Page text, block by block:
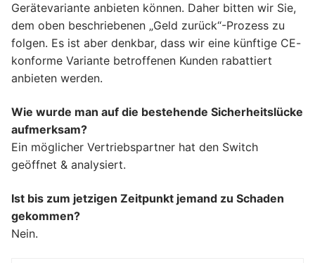
Gerätevariante anbieten können. Daher bitten wir Sie,
dem oben beschriebenen „Geld zurück“-Prozess zu
folgen. Es ist aber denkbar, dass wir eine künftige CE-
konforme Variante betroffenen Kunden rabattiert
anbieten werden.
Wie wurde man auf die bestehende Sicherheitslücke
aufmerksam?
Ein möglicher Vertriebspartner hat den Switch
geöffnet & analysiert.
Ist bis zum jetzigen Zeitpunkt jemand zu Schaden
gekommen?
Nein.